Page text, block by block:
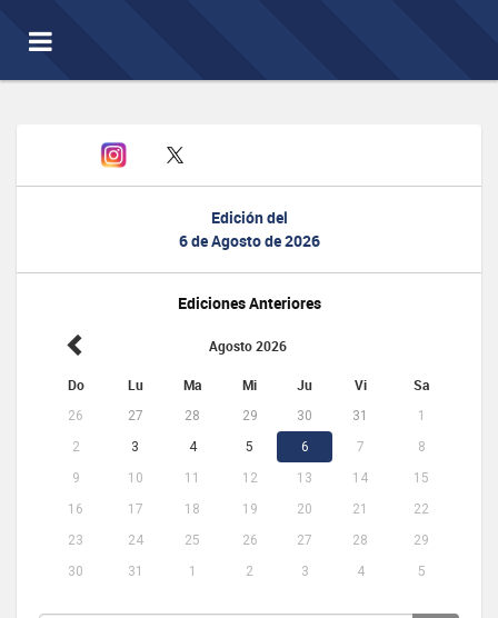
Toggle
navigation
Edición del
6 de Agosto de 2026
Ediciones Anteriores
Agosto 2026
Do Lu Ma Mi Ju Vi Sa
26 27 28 29 30 31
1
2
3 4 5 6 7
8
9
10 11 12 13 14
15
16
17 18 19 20 21
22
23
24 25 26 27 28
29
30
31 1 2 3 4 5